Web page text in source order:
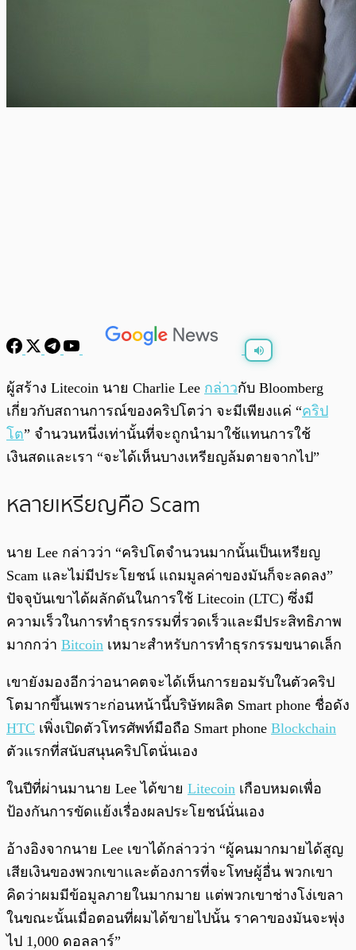
ผู้สร้าง Litecoin นาย Charlie Lee กล่าวกับ Bloomberg
เกี่ยวกับสถานการณ์ของคริปโตว่า จะมีเพียงแค่ “คริป
โต” จำนวนหนึ่งเท่านั้นที่จะถูกนำมาใช้แทนการใช้
เงินสดและเรา “จะได้เห็นบางเหรียญล้มตายจากไป”
หลายเหรียญคือ Scam
นาย Lee กล่าวว่า “คริปโตจำนวนมากนั้นเป็นเหรียญ
Scam และไม่มีประโยชน์ แถมมูลค่าของมันก็จะลดลง”
ปัจจุบันเขาได้ผลักดันในการใช้ Litecoin (LTC) ซึ่งมี
ความเร็วในการทำธุรกรรมที่รวดเร็วและมีประสิทธิภาพ
มากกว่า Bitcoin เหมาะสำหรับการทำธุรกรรมขนาดเล็ก
เขายังมองอีกว่าอนาคตจะได้เห็นการยอมรับในตัวคริป
โตมากขึ้นเพราะก่อนหน้านี้บริษัทผลิต Smart phone ชื่อดัง
HTC เพิ่งเปิดตัวโทรศัพท์มือถือ Smart phone Blockchain
ตัวแรกที่สนับสนุนคริปโตนั่นเอง
ในปีที่ผ่านมานาย Lee ได้ขาย Litecoin เกือบหมดเพื่อ
ป้องกันการขัดแย้งเรื่องผลประโยชน์นั่นเอง
อ้างอิงจากนาย Lee เขาได้กล่าวว่า “ผู้คนมากมายได้สูญ
เสียเงินของพวกเขาและต้องการที่จะโทษผู้อื่น พวกเขา
คิดว่าผมมีข้อมูลภายในมากมาย แต่พวกเขาช่างโง่เขลา
ในขณะนั้นเมื่อตอนที่ผมได้ขายไปนั้น ราคาของมันจะพุ่ง
ไป 1,000 ดอลลาร์”